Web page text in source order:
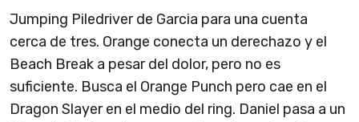
Jumping Piledriver de Garcia para una cuenta
cerca de tres. Orange conecta un derechazo y el
Beach Break a pesar del dolor, pero no es
suficiente. Busca el Orange Punch pero cae en el
Dragon Slayer en el medio del ring. Daniel pasa a un